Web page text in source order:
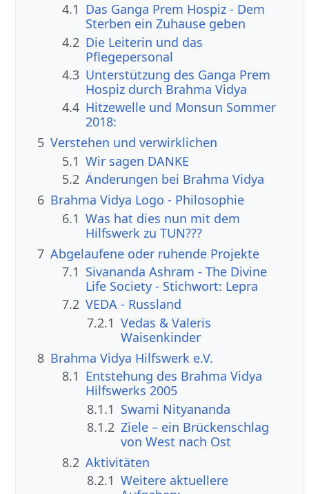
4.1 Das Ganga Prem Hospiz - Dem
Sterben ein Zuhause geben
4.2 Die Leiterin und das
Pflegepersonal
4.3 Unterstützung des Ganga Prem
Hospiz durch Brahma Vidya
4.4 Hitzewelle und Monsun Sommer
2018:
5 Verstehen und verwirklichen
5.1 Wir sagen DANKE
5.2 Änderungen bei Brahma Vidya
6 Brahma Vidya Logo - Philosophie
6.1 Was hat dies nun mit dem
Hilfswerk zu TUN???
7 Abgelaufene oder ruhende Projekte
7.1 Sivananda Ashram - The Divine
Life Society - Stichwort: Lepra
7.2 VEDA - Russland
7.2.1 Vedas & Valeris
Waisenkinder
8 Brahma Vidya Hilfswerk e.V.
8.1 Entstehung des Brahma Vidya
Hilfswerks 2005
8.1.1 Swami Nityananda
8.1.2 Ziele – ein Brückenschlag
von West nach Ost
8.2 Aktivitäten
8.2.1 Weitere aktuellere